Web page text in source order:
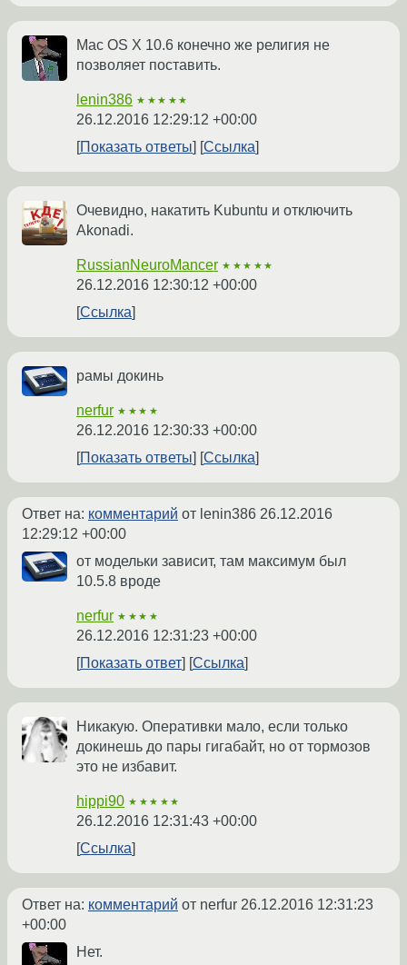
Mac OS X 10.6 конечно же религия не
позволяет поставить.
lenin386 ★★★★★
26.12.2016 12:29:12 +00:00
Показать ответы
Ссылка
Очевидно, накатить Kubuntu и отключить
Akonadi.
RussianNeuroMancer ★★★★★
26.12.2016 12:30:12 +00:00
Ссылка
рамы докинь
nerfur ★★★★
26.12.2016 12:30:33 +00:00
Показать ответы
Ссылка
Ответ на: комментарий от lenin386 26.12.2016
12:29:12 +00:00
от модельки зависит, там максимум был
10.5.8 вроде
nerfur ★★★★
26.12.2016 12:31:23 +00:00
Показать ответ
Ссылка
Никакую. Оперативки мало, если только
докинешь до пары гигабайт, но от тормозов
это не избавит.
hippi90 ★★★★★
26.12.2016 12:31:43 +00:00
Ссылка
Ответ на: комментарий от nerfur 26.12.2016 12:31:23
+00:00
Нет.